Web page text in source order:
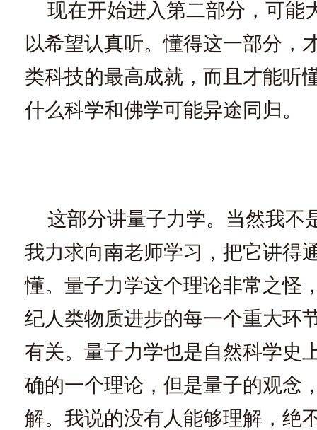
现在开始进入第二部分，可能
以希望认真听。懂得这一部分，
类科技的最高成就，而且才能听
什么科学和佛学可能异途同归。
这部分讲量子力学。当然我不
我力求向南老师学习，把它讲得
懂。量子力学这个理论非常之怪
纪人类物质进步的每一个重大环
有关。量子力学也是自然科学史
确的一个理论，但是量子的观念
解。我说的没有人能够理解，绝